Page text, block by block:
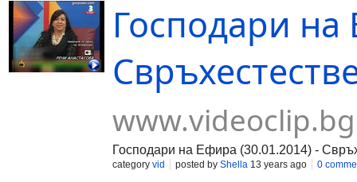
Господари на
www.videoclip.bg
Господари на Ефира (30.01.2014) -
category vid posted by Shella 13 years ago 0